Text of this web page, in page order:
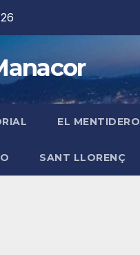
EL MENTIDERO
SANT LLORENÇ